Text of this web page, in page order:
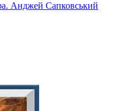
Анджей Сапковський